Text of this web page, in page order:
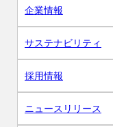
企業情報
サステナビリティ
採用情報
ニュースリリース